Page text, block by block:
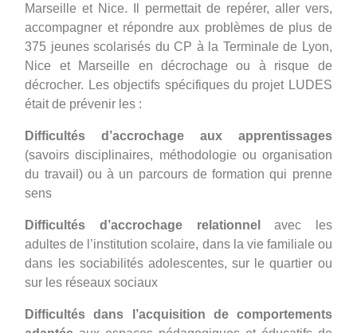
Marseille et Nice. Il permettait de repérer, aller vers,
accompagner et répondre aux problèmes de plus de
375 jeunes scolarisés du CP à la Terminale de Lyon,
Nice et Marseille en décrochage ou à risque de
décrocher. Les objectifs spécifiques du projet LUDES
était de prévenir les :
Difficultés d’accrochage aux apprentissages
(savoirs disciplinaires, méthodologie ou organisation
du travail) ou à un parcours de formation qui prenne
sens
Difficultés d’accrochage relationnel
avec les
adultes de l’institution scolaire, dans la vie familiale ou
dans les sociabilités adolescentes, sur le quartier ou
sur les réseaux sociaux
Difficultés dans l’acquisition de comportements